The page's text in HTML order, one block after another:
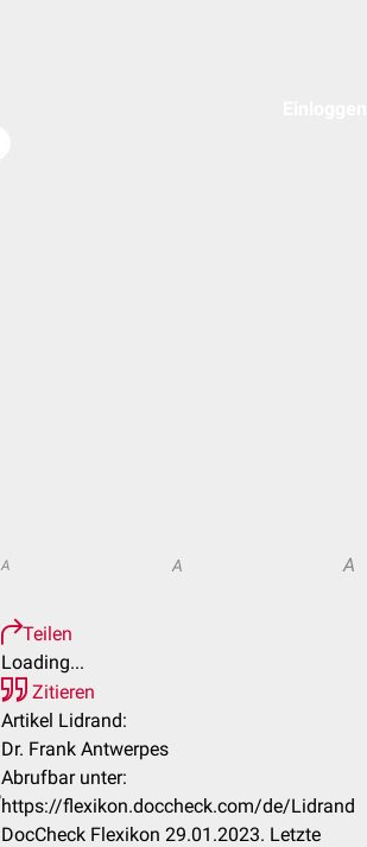
A A A
Teilen
Loading...
Zitieren
Artikel Lidrand:
Dr. Frank Antwerpes
Abrufbar unter:
https://flexikon.doccheck.com/de/Lidrand
DocCheck Flexikon 29.01.2023. Letzte